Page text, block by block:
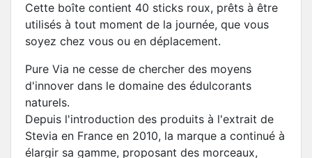
Cette boîte contient 40 sticks roux, prêts à être
utilisés à tout moment de la journée, que vous
soyez chez vous ou en déplacement.
Pure Via ne cesse de chercher des moyens
d'innover dans le domaine des édulcorants
naturels.
Depuis l'introduction des produits à l'extrait de
Stevia en France en 2010, la marque a continué à
élargir sa gamme, proposant des morceaux,